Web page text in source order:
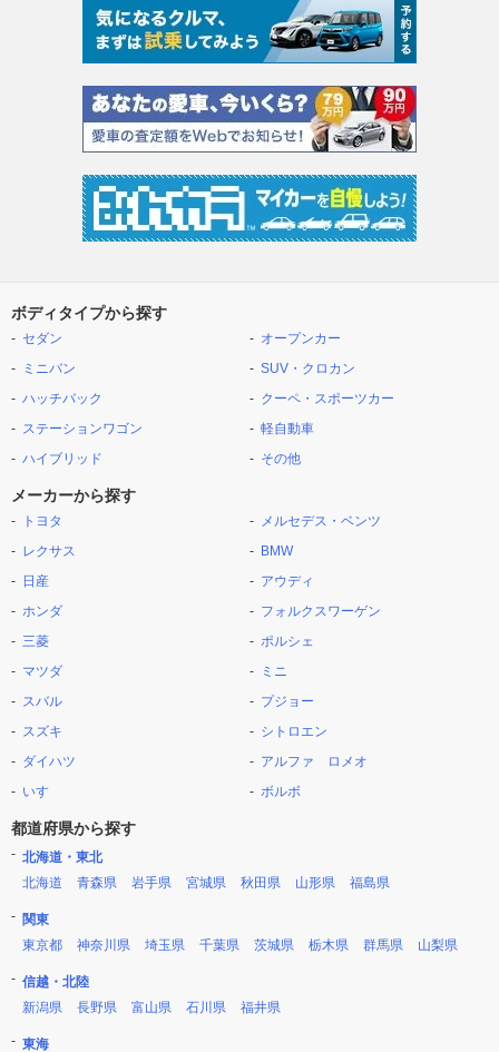
ボディタイプから探す
セダン
ミニバン
ハッチバック
ステーションワゴン
ハイブリッド
オープンカー
SUV・クロカン
クーペ・スポーツカー
軽自動車
その他
メーカーから探す
トヨタ
レクサス
日産
ホンダ
三菱
マツダ
スバル
スズキ
ダイハツ
いすゞ
メルセデス・ベンツ
BMW
アウディ
フォルクスワーゲン
ポルシェ
ミニ
プジョー
シトロエン
アルファ ロメオ
ボルボ
都道府県から探す
北海道・東北
北海道
青森県 岩手県 宮城県 秋田県 山形県 福島県
関東
東京都
神奈川県 埼玉県 千葉県 茨城県 栃木県 群馬県 山梨県
信越・北陸
新潟県
長野県 富山県 石川県 福井県
東海